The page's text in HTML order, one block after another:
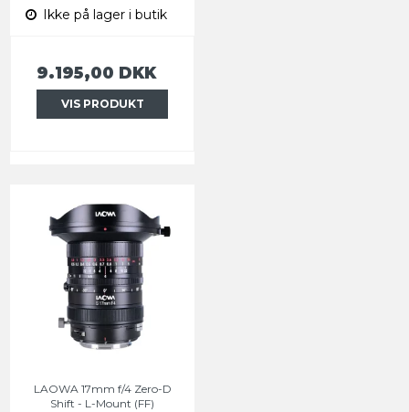
Ikke på lager i butik
9.195,00 DKK
VIS PRODUKT
LAOWA 17mm f/4 Zero-D
Shift - L-Mount (FF)